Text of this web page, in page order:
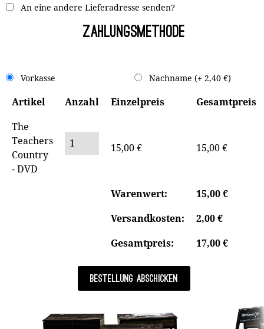
An eine andere Lieferadresse senden?
Zahlungsmethode
Vorkasse Nachname (+ 2,40 €)
Artikel Anzahl Einzelpreis Gesamtpreis
The
Teachers
Country
- DVD
15,00 € 15,00 €
Warenwert: 15,00 €
Versandkosten: 2,00 €
Gesamtpreis: 17,00 €